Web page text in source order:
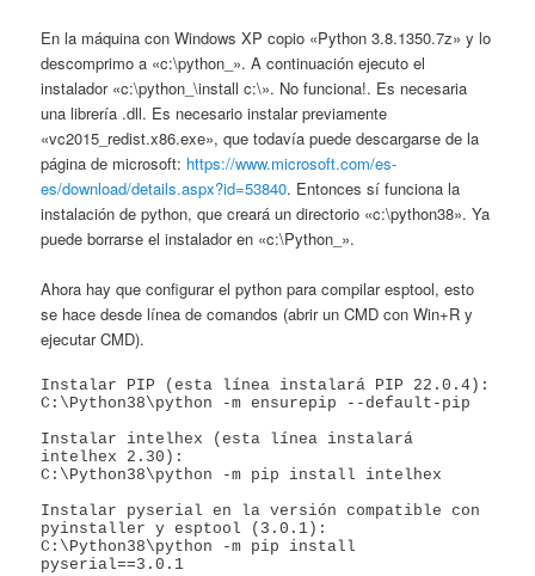
En la máquina con Windows XP copio «Python 3.8.1350.7z» y lo
descomprimo a «c:\python_». A continuación ejecuto el
instalador «c:\python_\install c:\». No funciona!. Es necesaria
una librería .dll. Es necesario instalar previamente
«vc2015_redist.x86.exe», que todavía puede descargarse de la
página de microsoft: https://www.microsoft.com/es-
es/download/details.aspx?id=53840. Entonces sí funciona la
instalación de python, que creará un directorio «c:\python38». Ya
puede borrarse el instalador en «c:\Python_».
Ahora hay que configurar el python para compilar esptool, esto
se hace desde línea de comandos (abrir un CMD con Win+R y
ejecutar CMD).
Instalar PIP (esta línea instalará PIP 22.0.4):
C:\Python38\python -m ensurepip --default-pip
Instalar intelhex (esta línea instalará
intelhex 2.30):
C:\Python38\python -m pip install intelhex
Instalar pyserial en la versión compatible con
pyinstaller y esptool (3.0.1):
C:\Python38\python -m pip install
pyserial==3.0.1